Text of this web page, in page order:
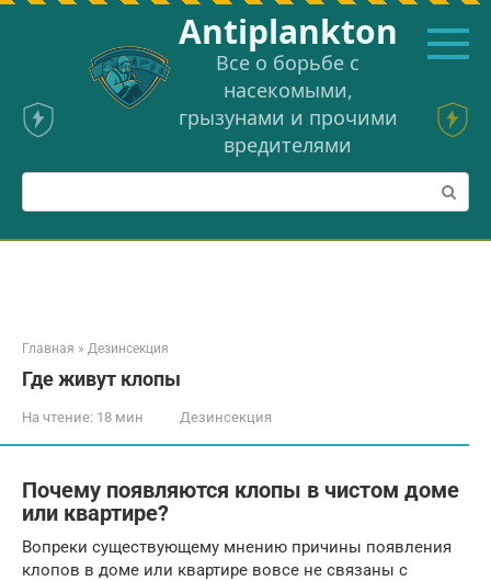
Перейти
Аntiplankton
Все о борьбе с
насекомыми,
грызунами и прочими
вредителями
Поиск:
Главная » Дезинсекция
Где живут клопы
На чтение: 18 мин Дезинсекция
Почему появляются клопы в чистом доме
или квартире?
Вопреки существующему мнению причины появления
клопов в доме или квартире вовсе не связаны с